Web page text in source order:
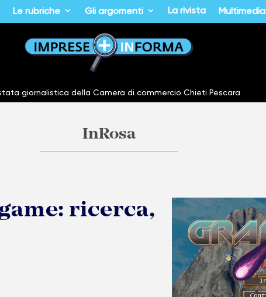
Le rubriche Gli argomenti La rivista Multimedia
giornalistica della Camera di commercio Chieti Pescara
InRosa
ricerca,